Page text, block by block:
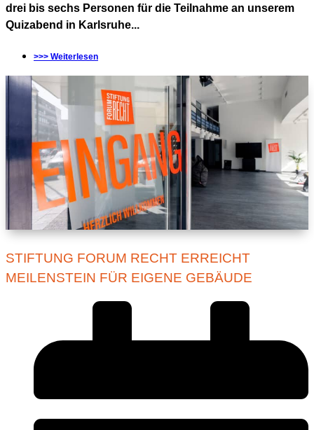
drei bis sechs Personen für die Teilnahme an unserem
Quizabend in Karlsruhe...
>>> Weiterlesen
STIFTUNG FORUM RECHT ERREICHT
MEILENSTEIN FÜR EIGENE GEBÄUDE